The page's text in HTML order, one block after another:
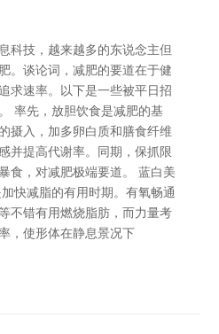
科技，越来越多的东说念主但
。谈论词，减肥的要道在于健
求速率。以下是一些被平日招
率先，放胆饮食是减肥的基
摄入，加多卵白质和膳食纤维
并提高代谢率。同期，保抓限
食，对减肥极端要道。 蓝白美
快减脂的有用时期。有氧畅通
不错有用燃烧脂肪，而力量考
，使形体在静息景况下